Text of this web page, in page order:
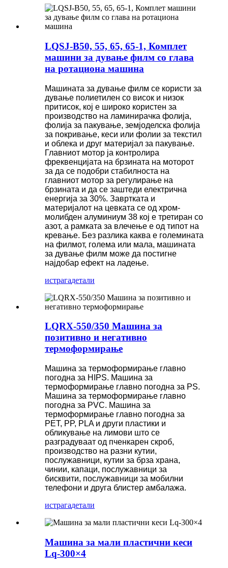
LQSJ-B50, 55, 65, 65-1, Комплет
машини за дување филм со глава
на ротациона машина
Машината за дување филм се користи за
дување полиетилен со висок и низок
притисок, кој е широко користен за
производство на ламинирачка фолија,
фолија за пакување, земјоделска фолија
за покривање, кеси или фолии за текстил
и облека и друг материјал за пакување.
Главниот мотор ја контролира
фреквенцијата на брзината на моторот
за да се подобри стабилноста на
главниот мотор за регулирање на
брзината и да се заштеди електрична
енергија за 30%. Завртката и
материјалот на цевката се од хром-
молибден алуминиум 38 кој е третиран со
азот, а рамката за влечење е од типот на
кревање. Без разлика каква е големината
на филмот, голема или мала, машината
за дување филм може да постигне
најдобар ефект на ладење.
истрагадетали
LQRX-550/350 Машина за
позитивно и негативно
термоформирање
Машина за термоформирање главно
погодна за HIPS. Машина за
термоформирање главно погодна за PS.
Машина за термоформирање главно
погодна за PVC. Машина за
термоформирање главно погодна за
PET, PP, PLA и други пластики и
обликување на лимови што се
разградуваат од пченкарен скроб,
производство на разни кутии,
послужавници, кутии за брза храна,
чинии, капаци, послужавници за
бисквити, послужавници за мобилни
телефони и друга блистер амбалажа.
истрагадетали
Машина за мали пластични кеси
Lq-300×4